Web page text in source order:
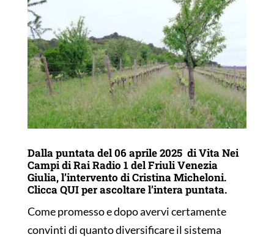
Dalla puntata del 06 aprile 2025 di Vita Nei
Campi di Rai Radio 1 del Friuli Venezia
Giulia, l’intervento di Cristina Micheloni.
CliccaQUIper ascoltare l’intera puntata.
Come promesso e dopo avervi certamente
convinti di quanto diversificare il sistema